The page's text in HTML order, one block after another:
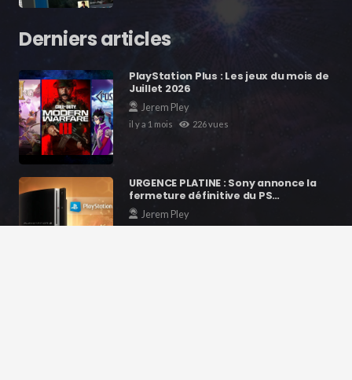
Derniers articles
PlayStation Plus : Les jeux du mois de
Juillet 2026
Jerem Pley
il y a 1 mois 226vues
URGENCE PLATINE : Sony annonce la
fermeture définitive du PS…
Jerem Pley